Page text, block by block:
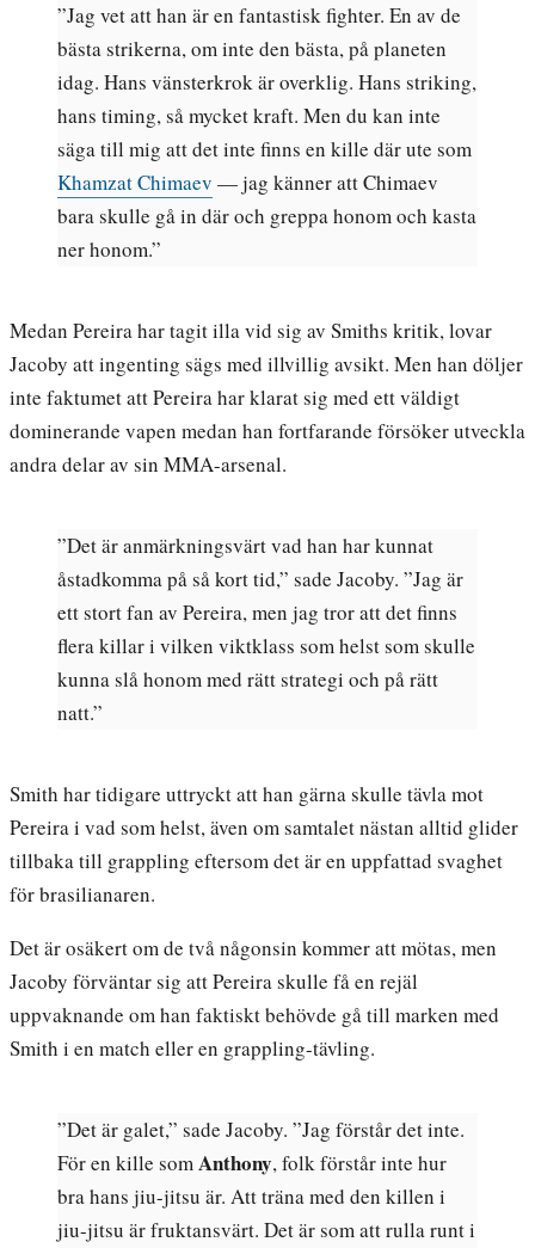
”Jag vet att han är en fantastisk fighter. En av de
bästa strikerna, om inte den bästa, på planeten
idag. Hans vänsterkrok är overklig. Hans striking,
hans timing, så mycket kraft. Men du kan inte
säga till mig att det inte finns en kille där ute som
Khamzat Chimaev — jag känner att Chimaev
bara skulle gå in där och greppa honom och kasta
ner honom.”
Medan Pereira har tagit illa vid sig av Smiths kritik, lovar
Jacoby att ingenting sägs med illvillig avsikt. Men han döljer
inte faktumet att Pereira har klarat sig med ett väldigt
dominerande vapen medan han fortfarande försöker utveckla
andra delar av sin MMA-arsenal.
”Det är anmärkningsvärt vad han har kunnat
åstadkomma på så kort tid,” sade Jacoby. ”Jag är
ett stort fan av Pereira, men jag tror att det finns
flera killar i vilken viktklass som helst som skulle
kunna slå honom med rätt strategi och på rätt
natt.”
Smith har tidigare uttryckt att han gärna skulle tävla mot
Pereira i vad som helst, även om samtalet nästan alltid glider
tillbaka till grappling eftersom det är en uppfattad svaghet
för brasilianaren.
Det är osäkert om de två någonsin kommer att mötas, men
Jacoby förväntar sig att Pereira skulle få en rejäl
uppvaknande om han faktiskt behövde gå till marken med
Smith i en match eller en grappling-tävling.
”Det är galet,” sade Jacoby. ”Jag förstår det inte.
För en kille somAnthony, folk förstår inte hur
bra hans jiu-jitsu är. Att träna med den killen i
jiu-jitsu är fruktansvärt. Det är som att rulla runt i